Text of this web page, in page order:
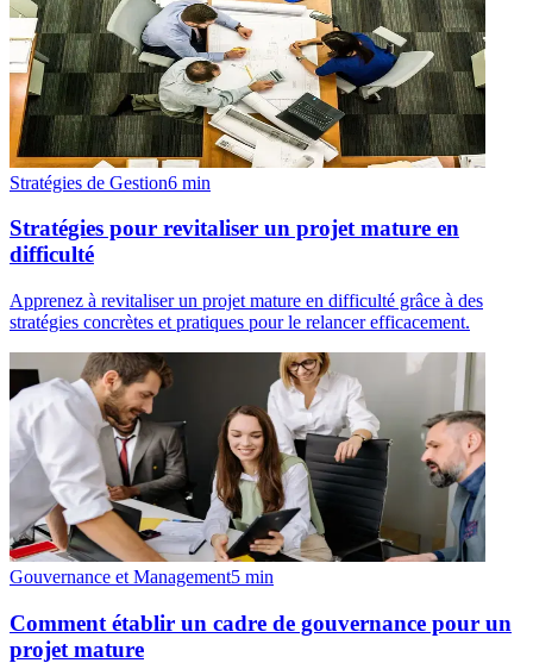
Stratégies de Gestion6 min
Stratégies pour revitaliser un projet mature en
difficulté
Apprenez à revitaliser un projet mature en difficulté grâce à des
stratégies concrètes et pratiques pour le relancer efficacement.
Gouvernance et Management5 min
Comment établir un cadre de gouvernance pour un
projet mature